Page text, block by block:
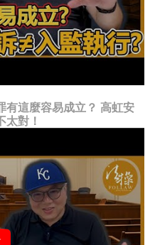
有這麼容易成立？ 高虹安
太對！